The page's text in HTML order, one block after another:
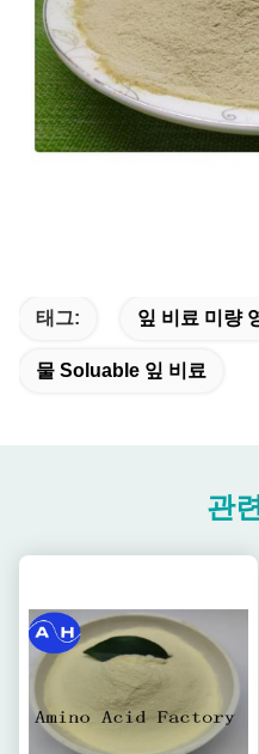
태그: 잎 비료 미량
물 Soluable 잎 비료
관